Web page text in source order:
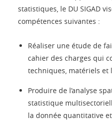
statistiques, le DU SIGAD
compétences suivantes :
Réaliser une étude de
cahier des charges qui
techniques, matériels et
Produire de l’analyse
statistique
la donnée quantitative